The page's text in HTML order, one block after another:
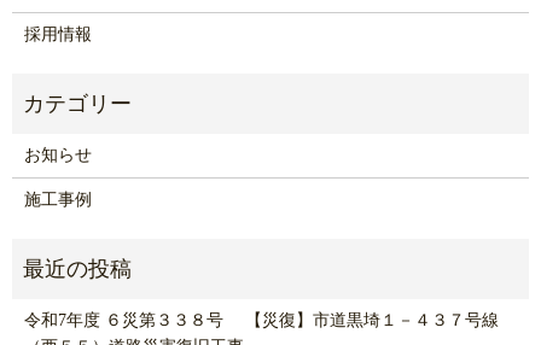
採用情報
お知らせ
施工事例
令和7年度 ６災第３３８号 【災復】市道黒埼１－４３７号線